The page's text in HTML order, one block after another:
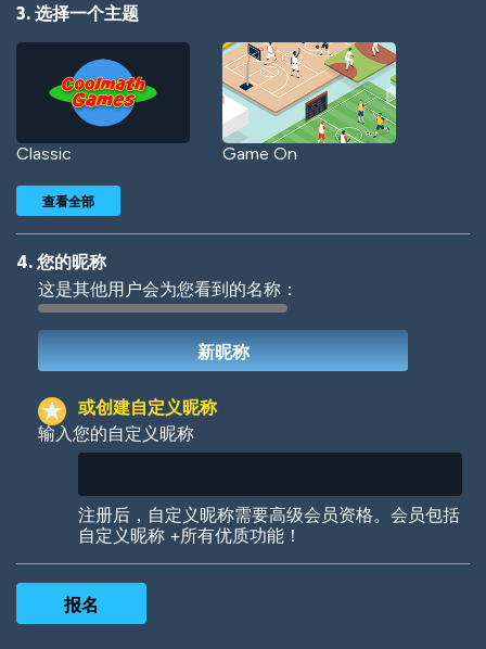
3. 选择一个主题
Classic Game On
Woof Jungle Cats
查看全部
4. 您的昵称
这是其他用户会为您看到的名称：
或创建自定义昵称
输入您的自定义昵称
注册后，自定义昵称需要高级会员资格。会员包括
自定义昵称 +所有优质功能！